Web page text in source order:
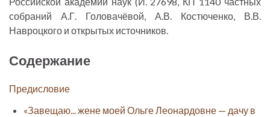
собраний А.Г. Головачёвой, А.В. Костюченко, В.В.
Навроцкого и открытых источников.
Содержание
Предисловие
«Завещаю... жене моей Ольге Леонардовне — дачу в